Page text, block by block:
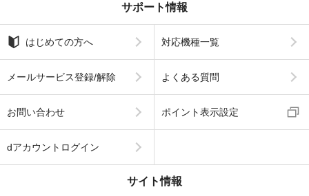
サポート情報
はじめての方へ 対応機種一覧
メールサービス登録/解除 よくある質問
お問い合わせ ポイント表示設定
dアカウントログイン
サイト情報